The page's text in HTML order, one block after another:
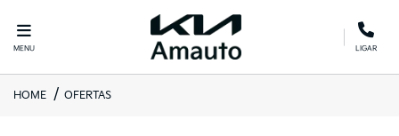
MENU LIGAR
HOME OFERTAS